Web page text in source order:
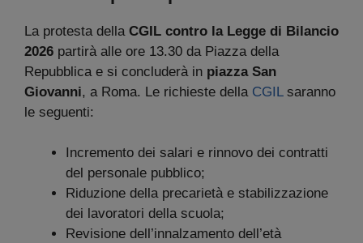
La protesta della CGIL contro la Legge di Bilancio
2026 partirà alle ore 13.30 da Piazza della
Repubblica e si concluderà in piazza San
Giovanni, a Roma. Le richieste della CGILsaranno
le seguenti:
Incremento dei salari e rinnovo dei contratti
del personale pubblico;
Riduzione della precarietà e stabilizzazione
dei lavoratori della scuola;
Revisione dell’innalzamento dell’età